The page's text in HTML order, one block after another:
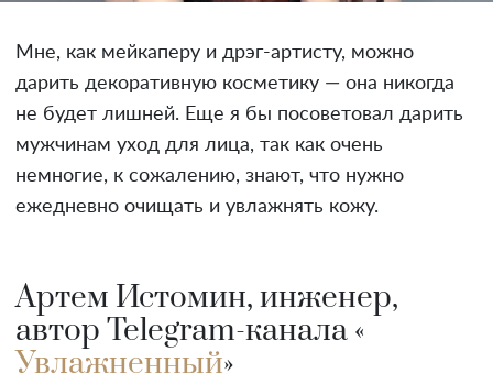
Мне, как мейкаперу и дрэг-артисту, можно
дарить декоративную косметику — она никогда
не будет лишней. Еще я бы посоветовал дарить
мужчинам уход для лица, так как очень
немногие, к сожалению, знают, что нужно
ежедневно очищать и увлажнять кожу.
Артем Истомин, инженер,
автор Telegram-канала «
Увлажненный»